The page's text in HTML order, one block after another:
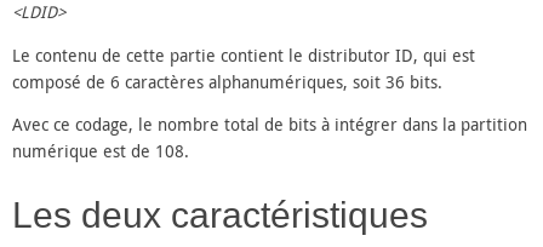
<LDID>
Le contenu de cette partie contient le distributor ID, qui est
composé de 6 caractères alphanumériques, soit 36 bits.
Avec ce codage, le nombre total de bits à intégrer dans la partition
numérique est de 108.
Les deux caractéristiques